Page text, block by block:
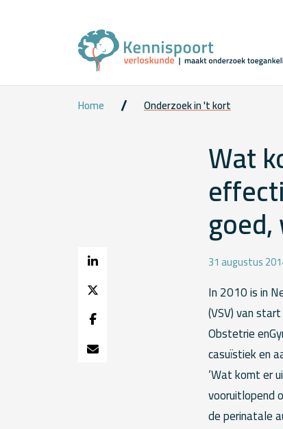
Home Onderzoek in 't kort
Wat
31 augustus
In 2010 is in
(VSV) van
Obstetrie
casuïstiek en
‘Wat komt er
vooruitlopend
de perinatale